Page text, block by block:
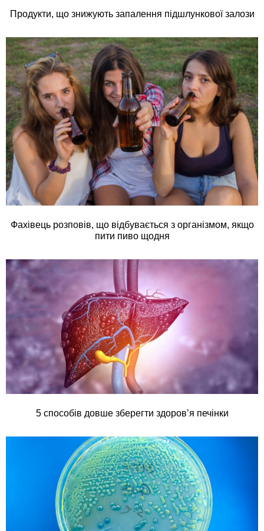
Продукти, що знижують запалення підшлункової залози
Фахівець розповів, що відбувається з організмом, якщо
пити пиво щодня
5 способів довше зберегти здоров’я печінки